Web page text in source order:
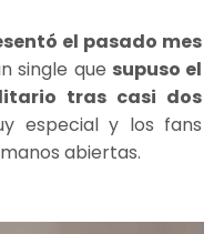
el pasado mes
single que supuso el
tras casi dos
especial y los fans
abiertas.